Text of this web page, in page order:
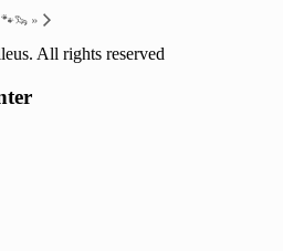
»
All rights reserved